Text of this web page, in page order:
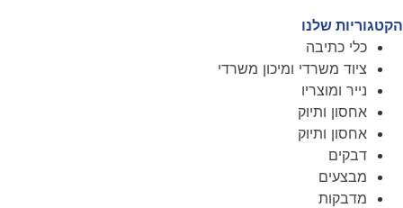
הקטגוריות שלנו
כלי כתיבה
ציוד משרדי ומיכון משרדי
נייר ומוצריו
אחסון ותיוק
אחסון ותיוק
דבקים
מבצעים
מדבקות